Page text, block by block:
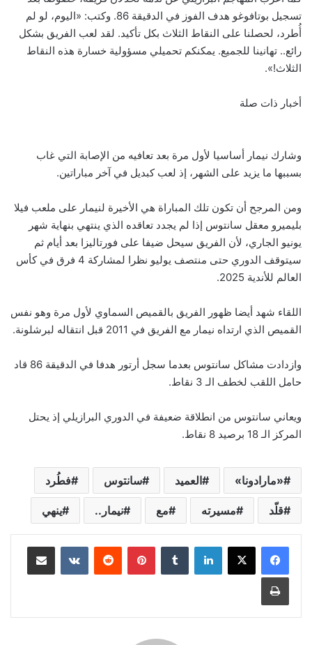
تسجيل بوتافوغو هدف الفوز في الدقيقة 86. وكتب: «اليوم، لو لم
أُطرد، لحصلنا على النقاط الثلاث بكل تأكيد. لقد لعب الفريق بشكل
رائع.. تهانينا للجميع. يمكنكم تحميلي مسؤولية خسارة هذه النقاط
الثلاث!».
أخبار ذات صلة
وشارك نيمار أساسيا لأول مرة بعد تعافيه من الإصابة التي غاب
بسببها ما يزيد على الشهر، إذ لعب كبديل في آخر مباراتين.
ومن المرجح أن تكون تلك المباراة هي الأخيرة لنيمار على ملعب فيلا
بليميرو معقل سانتوس إذا لم يجدد تعاقده الذي ينتهي بنهاية شهر
يونيو الجاري، لأن الفريق سيحل ضيفا على فورتاليزا بعد أيام ثم
سيتوقف الدوري حتى منتصف يوليو نظرا لمشاركة 4 فرق في كأس
العالم للأندية 2025.
اللقاء شهد أيضا ظهور الفريق بالقميص السماوي لأول مرة وهو نفس
القميص الذي ارتداه نيمار مع الفريق في 2011 قبل انتقاله لبرشلونة.
وازدادت مشاكل سانتوس بعدما سجل أرتور هدفا في الدقيقة 86 قاد
حامل اللقب لخطف الـ 3 نقاط.
ويعاني سانتوس من انطلاقة ضعيفة في الدوري البرازيلي إذ يحتل
المركز الـ 18 برصيد 8 نقاط.
«مارادونا» العميد سانتوس فطُرد
قلّد مسيرته مع نيمار.. ينهي
لينكدإن بينتيريست